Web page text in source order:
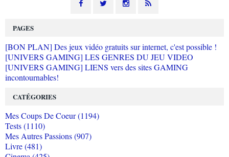
PAGES
[BON PLAN] Des jeux vidéo gratuits sur internet, c'est possible !
[UNIVERS GAMING] LES GENRES DU JEU VIDEO
[UNIVERS GAMING] LIENS vers des sites GAMING
incontournables!
CATÉGORIES
Mes Coups De Coeur (1194)
Tests (1110)
Mes Autres Passions (907)
Livre (481)